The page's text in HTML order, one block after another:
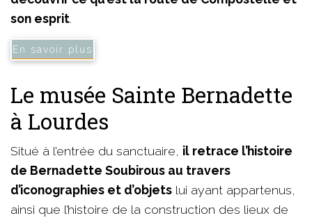
son esprit.
En savoir plus
Le musée Sainte Bernadette
à Lourdes
Situé à l’entrée du sanctuaire, il retrace l’histoire
de Bernadette Soubirous au travers
d’iconographies et d’objets lui ayant appartenus,
ainsi que l’histoire de la construction des lieux de